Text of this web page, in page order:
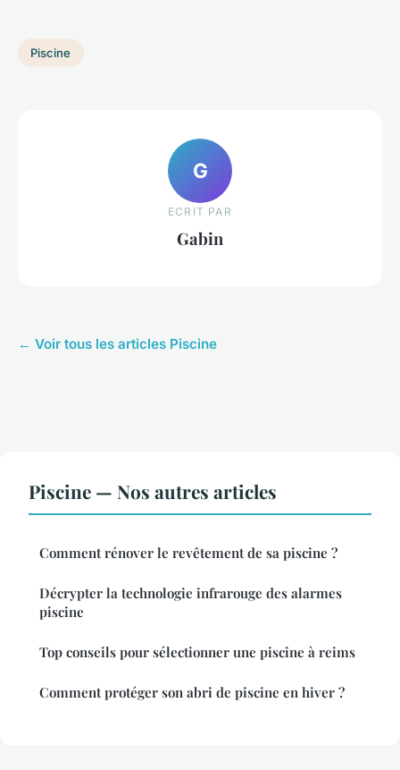
Piscine
G
ECRIT PAR
Gabin
← Voir tous les articles Piscine
Piscine — Nos autres articles
Comment rénover le revêtement de sa piscine ?
Décrypter la technologie infrarouge des alarmes
piscine
Top conseils pour sélectionner une piscine à reims
Comment protéger son abri de piscine en hiver ?